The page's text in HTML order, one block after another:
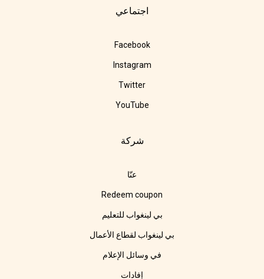
اجتماعي
Facebook
Instagram
Twitter
YouTube
شركة
عنّا
Redeem coupon
بي لينغواب للتعليم
بي لينغواب لقطاع الأعمال
في وسائل الإعلام
إفادات